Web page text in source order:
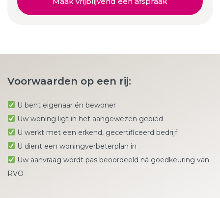
Voorwaarden op een rij:
U bent eigenaar én bewoner
Uw woning ligt in het aangewezen gebied
U werkt met een erkend, gecertificeerd bedrijf
U dient een woningverbeterplan in
Uw aanvraag wordt pas beoordeeld ná goedkeuring van
RVO